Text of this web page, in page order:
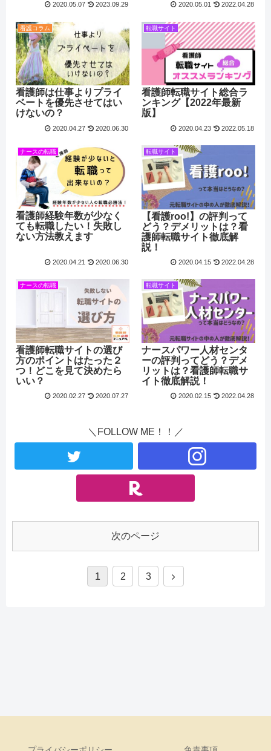
2020.05.07 2023.09.29 2020.05.01 2022.04.28
看護コラム
看護師は仕事よりプライ
ベートを優先させてはい
けないの？
2020.04.27 2020.06.30
転職サイト
看護師転職サイト総合ラ
ンキング【2022年最新
版】
2020.04.23 2022.05.18
ナースの転職
看護師経験年数が少なく
ても転職したい！失敗し
ない方法教えます
2020.04.21 2020.06.30
転職サイト
【看護roo!】の評判って
どう？デメリットは？看
護師転職サイト徹底解
説！
2020.04.15 2022.04.28
ナースの転職
看護師転職サイトの選び
方のポイントはたった２
つ！どこを見て決めたら
いい？
2020.02.27 2020.07.27
転職サイト
ナースパワー人材センタ
ーの評判ってどう？デメ
リットは？看護師転職サ
イト徹底解説！
2020.02.15 2022.04.28
＼FOLLOW ME！！／
次のページ
1 2 3